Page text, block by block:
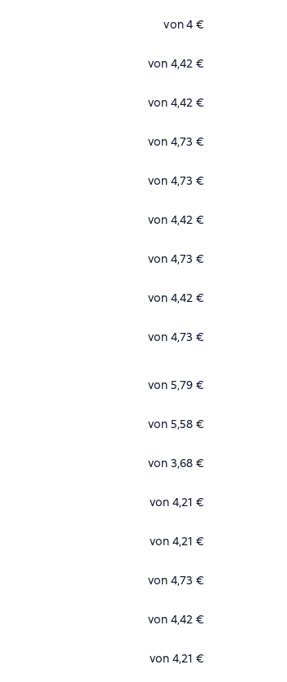
von 4 €
von 4,42 €
von 4,42 €
von 4,73 €
von 4,73 €
von 4,42 €
von 4,73 €
von 4,42 €
von 4,73 €
von 5,79 €
von 5,58 €
von 3,68 €
von 4,21 €
von 4,21 €
von 4,73 €
von 4,42 €
von 4,21 €